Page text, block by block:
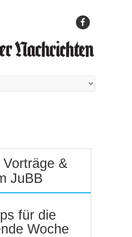
Vorträge &
JuBB
für die
Woche